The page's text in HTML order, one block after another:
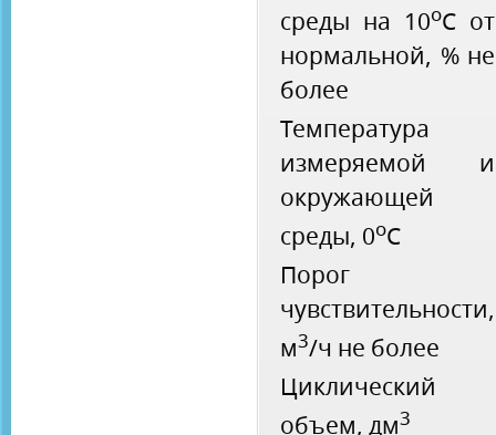
среды на 10oС от
нормальной, % не
более
Температура
измеряемой и
окружающей
среды, 0oС
Порог
чувствительности,
м3/ч не более
Циклический
объем, дм3